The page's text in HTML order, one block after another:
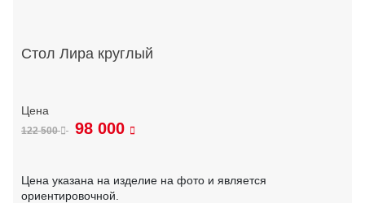
Стол Лира круглый
122 500 98 000
Цена указана на изделие на фото и является
ориентировочной.